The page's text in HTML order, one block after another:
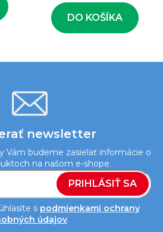
DO KOŠÍKA
newsletter
Vám budeme zasielať informácie o
na našom e-shope.
s podmienkami ochrany
údajov.
PRIHLÁSIŤ SA